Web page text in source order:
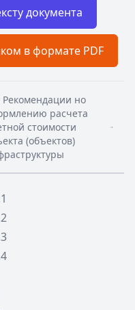
документа
в формате PDF
Рекомендации но
расчета
стоимости
(объектов)